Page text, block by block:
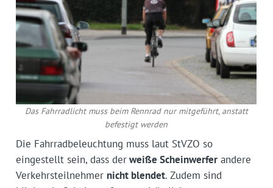
Das Fahrradlicht muss beim Rennrad nur mitgeführt, anstatt
befestigt werden
Die Fahrradbeleuchtung muss laut StVZO so
eingestellt sein, dass derweiße Scheinwerferandere
Verkehrsteilnehmer nicht blendet. Zudem sind